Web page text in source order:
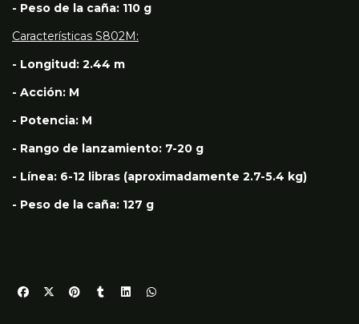
- Peso de la caña: 110 g
Características S802M:
- Longitud: 2.44 m
- Acción: M
- Potencia: M
- Rango de lanzamiento: 7-20 g
- Línea: 6-12 libras (aproximadamente 2.7-5.4 kg)
- Peso de la caña: 127 g